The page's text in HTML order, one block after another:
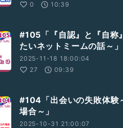
0
10:39
#105「『自認』と『自称
たいネットミームの話～」
2025-11-18 18:00:04
27
09:39
#104「出会いの失敗体験
場合～」
2025-10-31 21:00:07